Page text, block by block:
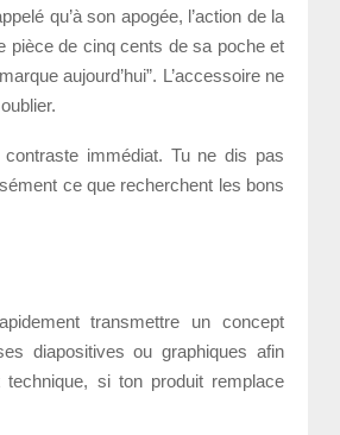
qu’à son apogée, l’action de la
pièce de cinq cents de sa poche et
aujourd’hui”. L’accessoire ne
immédiat. Tu ne dis pas
ce que recherchent les bons
transmettre un concept
diapositives ou graphiques afin
technique, si ton produit remplace